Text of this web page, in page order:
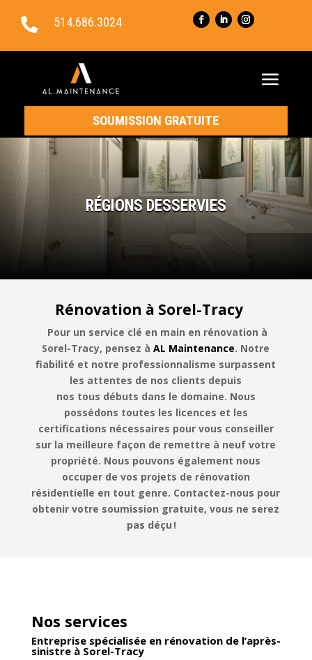
 514.686.3024
SOUMISSION GRATUITE
RÉGIONS DESSERVIES
Rénovation à Sorel-Tracy
Pour un service clé en main en rénovation à
Sorel-Tracy, pensez à AL Maintenance. Notre
fiabilité et notre professionnalisme surpassent
les attentes de nos clients depuis
nos tous débuts dans le domaine. Nous
possédons toutes les licences et les
certifications nécessaires pour vous conseiller
sur la meilleure façon de remettre à neuf votre
propriété. Nous pouvons également nous
occuper de vos projets de rénovation
résidentielle en tout genre. Contactez-nous pour
obtenir votre soumission gratuite, vous ne serez
pas déçu !
Nos services
Entreprise spécialiséeen rénovation de l’après-
sinistre à Sorel-Tracy